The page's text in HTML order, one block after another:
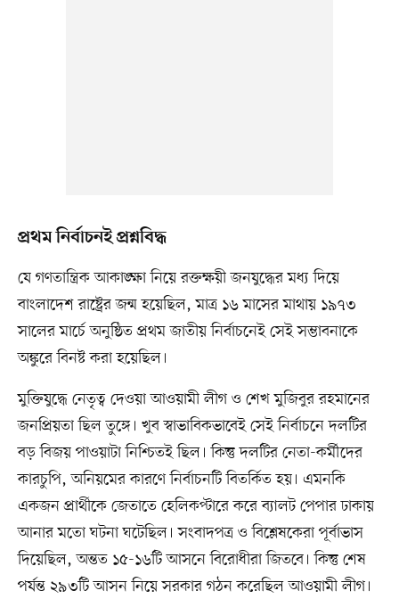
প্রথম নির্বাচনই প্রশ্নবিদ্ধ
যে গণতান্ত্রিক আকাঙ্ক্ষা নিয়ে রক্তক্ষয়ী জনযুদ্ধের মধ্য দিয়ে
বাংলাদেশ রাষ্ট্রের জন্ম হয়েছিল, মাত্র ১৬ মাসের মাথায় ১৯৭৩
সালের মার্চে অনুষ্ঠিত প্রথম জাতীয় নির্বাচনেই সেই সম্ভাবনাকে
অঙ্কুরে বিনষ্ট করা হয়েছিল।
মুক্তিযুদ্ধে নেতৃত্ব দেওয়া আওয়ামী লীগ ও শেখ মুজিবুর রহমানের
জনপ্রিয়তা ছিল তুঙ্গে। খুব স্বাভাবিকভাবেই সেই নির্বাচনে দলটির
বড় বিজয় পাওয়াটা নিশ্চিতই ছিল। কিন্তু দলটির নেতা-কর্মীদের
কারচুপি, অনিয়মের কারণে নির্বাচনটি বিতর্কিত হয়। এমনকি
একজন প্রার্থীকে জেতাতে হেলিকপ্টারে করে ব্যালট পেপার ঢাকায়
আনার মতো ঘটনা ঘটেছিল। সংবাদপত্র ও বিশ্লেষকেরা পূর্বাভাস
দিয়েছিল, অন্তত ১৫-১৬টি আসনে বিরোধীরা জিতবে। কিন্তু শেষ
পর্যন্ত ২৯৩টি আসন নিয়ে সরকার গঠন করেছিল আওয়ামী লীগ।